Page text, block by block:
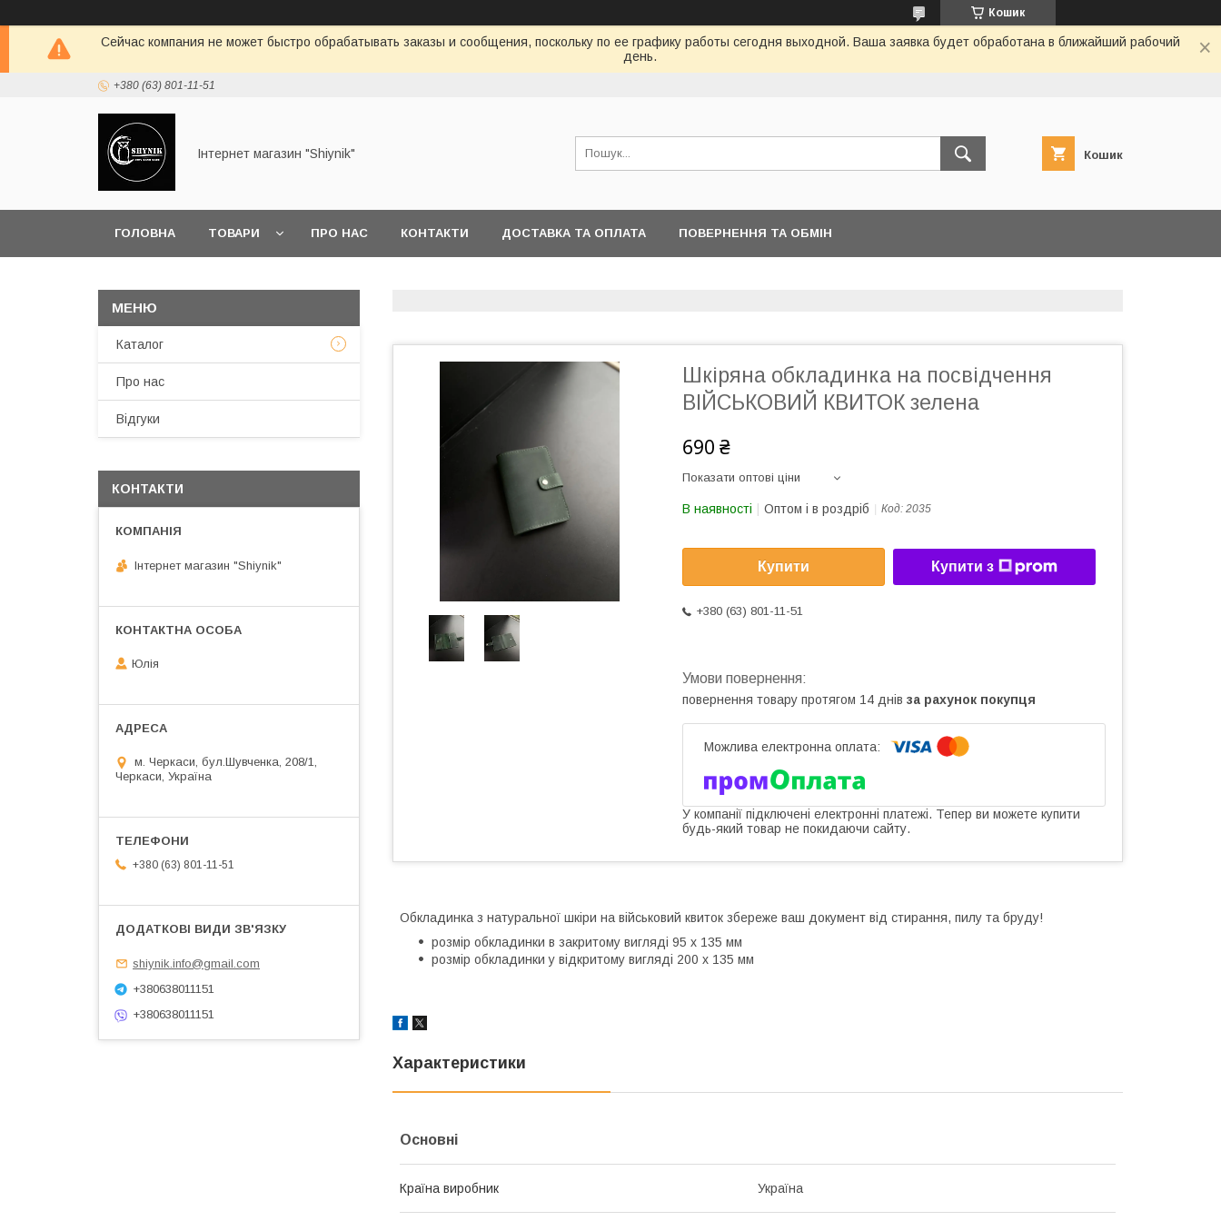
Кошик
Сейчас компания не может быстро обрабатывать заказы и сообщения, поскольку по ее графику работы сегодня выходной. Ваша заявка будет обработана в ближайший рабочий
день.
+380 (63) 801-11-51
Інтернет магазин "Shiynik" Кошик
ГОЛОВНА ТОВАРИ ПРО НАС КОНТАКТИ ДОСТАВКА ТА ОПЛАТА ПОВЕРНЕННЯ ТА ОБМІН
Шкіряна обкладинка на посвідчення
ВІЙСЬКОВИЙ КВИТОК зелена
690 ₴
Показати оптові ціни
В наявності Оптом і в роздріб Код: 2035
Купити Купити з
+380 (63) 801-11-51
повернення товару протягом 14 днів за рахунок покупця
У компанії підключені електронні платежі. Тепер ви можете купити
будь-який товар не покидаючи сайту.
Обкладинка з натуральної шкіри на військовий квиток збереже ваш документ від стирання, пилу та бруду!
розмір обкладинки в закритому вигляді 95 х 135 мм
розмір обкладинки у відкритому вигляді 200 х 135 мм
Характеристики
Основні
Країна виробник Україна
Каталог
Про нас
Відгуки
КОНТАКТИ
Інтернет магазин "Shiynik"
Юлія
м. Черкаси, бул.Шувченка, 208/1,
Черкаси, Україна
+380 (63) 801-11-51
shiynik.info@gmail.com
+380638011151
+380638011151